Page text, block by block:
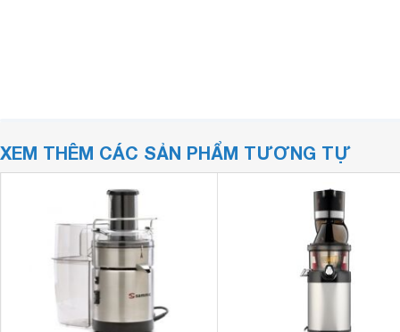
XEM THÊM CÁC SẢN PHẨM TƯƠNG TỰ